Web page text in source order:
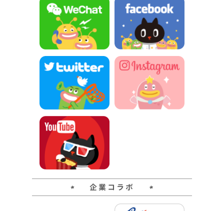
企業コラボ